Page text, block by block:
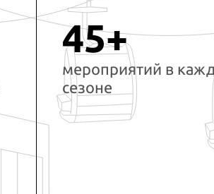
45+
мероприятий в
сезоне